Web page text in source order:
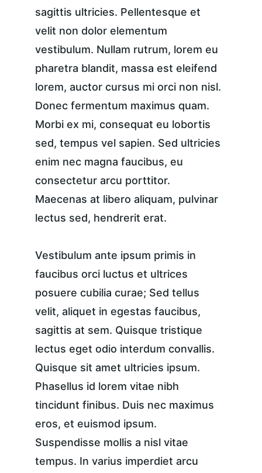
sagittis ultricies. Pellentesque et
velit non dolor elementum
vestibulum. Nullam rutrum, lorem eu
pharetra blandit, massa est eleifend
lorem, auctor cursus mi orci non nisl.
Donec fermentum maximus quam.
Morbi ex mi, consequat eu lobortis
sed, tempus vel sapien. Sed ultricies
enim nec magna faucibus, eu
consectetur arcu porttitor.
Maecenas at libero aliquam, pulvinar
lectus sed, hendrerit erat.
Vestibulum ante ipsum primis in
faucibus orci luctus et ultrices
posuere cubilia curae; Sed tellus
velit, aliquet in egestas faucibus,
sagittis at sem. Quisque tristique
lectus eget odio interdum convallis.
Quisque sit amet ultricies ipsum.
Phasellus id lorem vitae nibh
tincidunt finibus. Duis nec maximus
eros, et euismod ipsum.
Suspendisse mollis a nisl vitae
tempus. In varius imperdiet arcu